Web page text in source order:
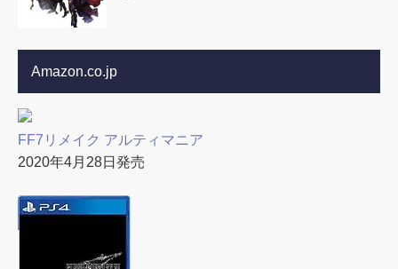
Amazon.co.jp
FF7リメイク アルティマニア
2020年4月28日発売